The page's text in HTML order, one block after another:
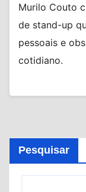
Murilo Couto
de stand-up
pessoais e
cotidiano.
Pesquisar